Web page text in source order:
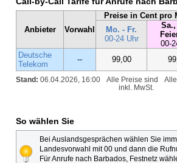
Anbieter Vorwahl
Preise in Cent pro
Mo. - Fr.
00-24 Uhr
00-
Deutsche
Telekom
-- 99,00
Stand: 06.04.2026, 16:00
Alle Preise sind
inkl. MwSt.
So wählen Sie
Bei Auslandsgesprächen wählen Sie
Landesvorwahl mit 00 und dann die
Für Anrufe nach Barbados, Festnetz